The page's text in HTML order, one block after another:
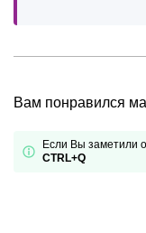
Вам понравился
Если Вы заметили
CTRL+Q